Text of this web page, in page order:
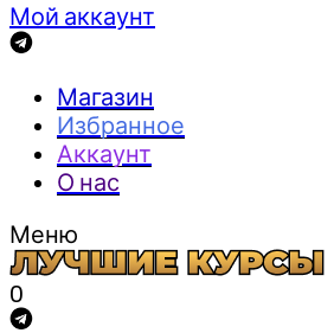
Мой аккаунт
Магазин
Избранное
Аккаунт
О нас
Меню
0